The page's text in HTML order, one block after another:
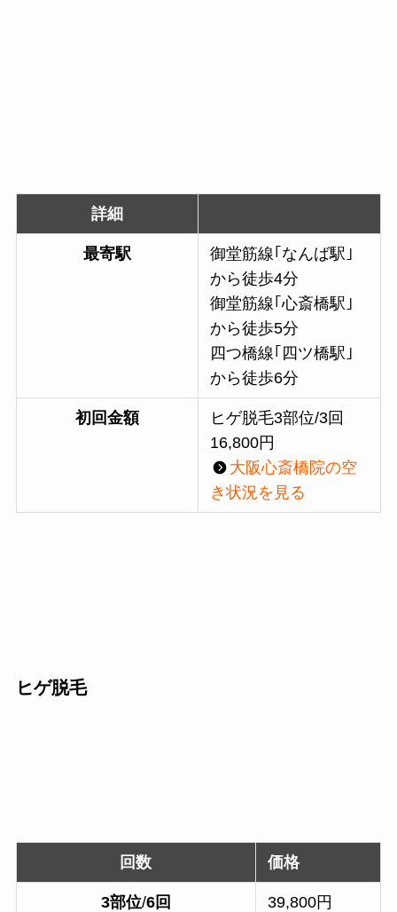
詳細
最寄駅
御堂筋線｢なんば駅｣
から徒歩4分
御堂筋線｢心斎橋駅｣
から徒歩5分
四つ橋線｢四ツ橋駅｣
から徒歩6分
初回金額
ヒゲ脱毛3部位/3回
16,800円
大阪心斎橋院の空
き状況を見る
ヒゲ脱毛
回数 価格
3部位/6回
39,800円